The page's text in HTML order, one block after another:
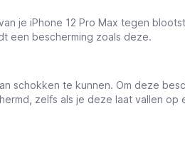
je iPhone 12 Pro Max tegen
een bescherming zoals deze.
schokken te kunnen. Om deze
zelfs als je deze laat vallen